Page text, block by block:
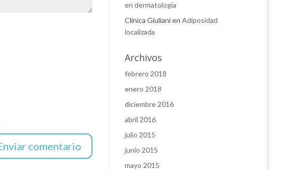
en dermatología
Clínica Giulianien Adiposidad
localizada
Archivos
febrero 2018
enero 2018
diciembre 2016
abril 2016
julio 2015
junio 2015
mayo 2015